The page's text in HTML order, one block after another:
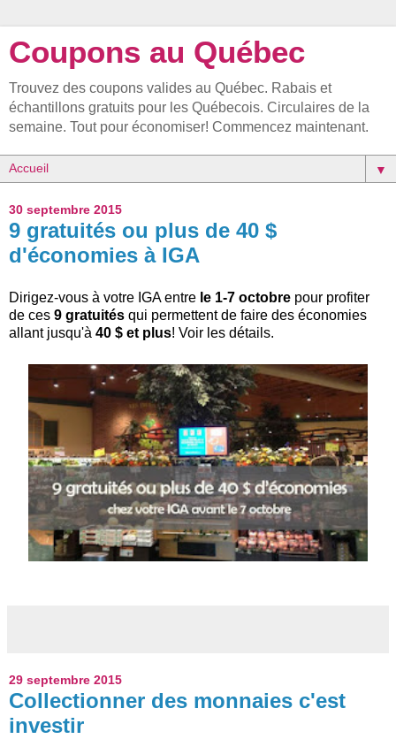
Coupons au Québec
Trouvez des coupons valides au Québec. Rabais et
échantillons gratuits pour les Québecois. Circulaires de la
semaine. Tout pour économiser! Commencez maintenant.
▼
30 septembre 2015
9 gratuités ou plus de 40 $
d'économies à IGA
Dirigez-vous à votre IGA entre le 1-7 octobre pour profiter
de ces 9 gratuités qui permettent de faire des économies
allant jusqu'à 40 $ et plus! Voir les détails.
29 septembre 2015
Collectionner des monnaies c'est
investir